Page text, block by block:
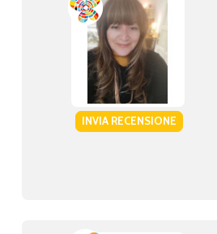
INVIA RECENSIONE